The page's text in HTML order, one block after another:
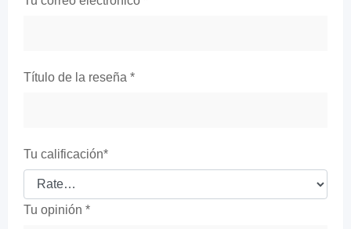
Título de la reseña *
Tu calificación*
Tu opinión *